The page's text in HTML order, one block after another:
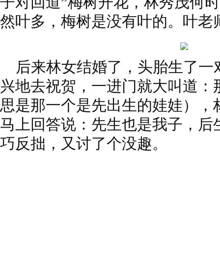
然叶多，梅树是没有叶的。叶老
后来林女结婚了，头胎生了一
兴地去祝贺，一进门就大叫道
思是那一个是先出生的娃娃）
马上回答说：先生也是我子，
巧反拙，又讨了个没趣。